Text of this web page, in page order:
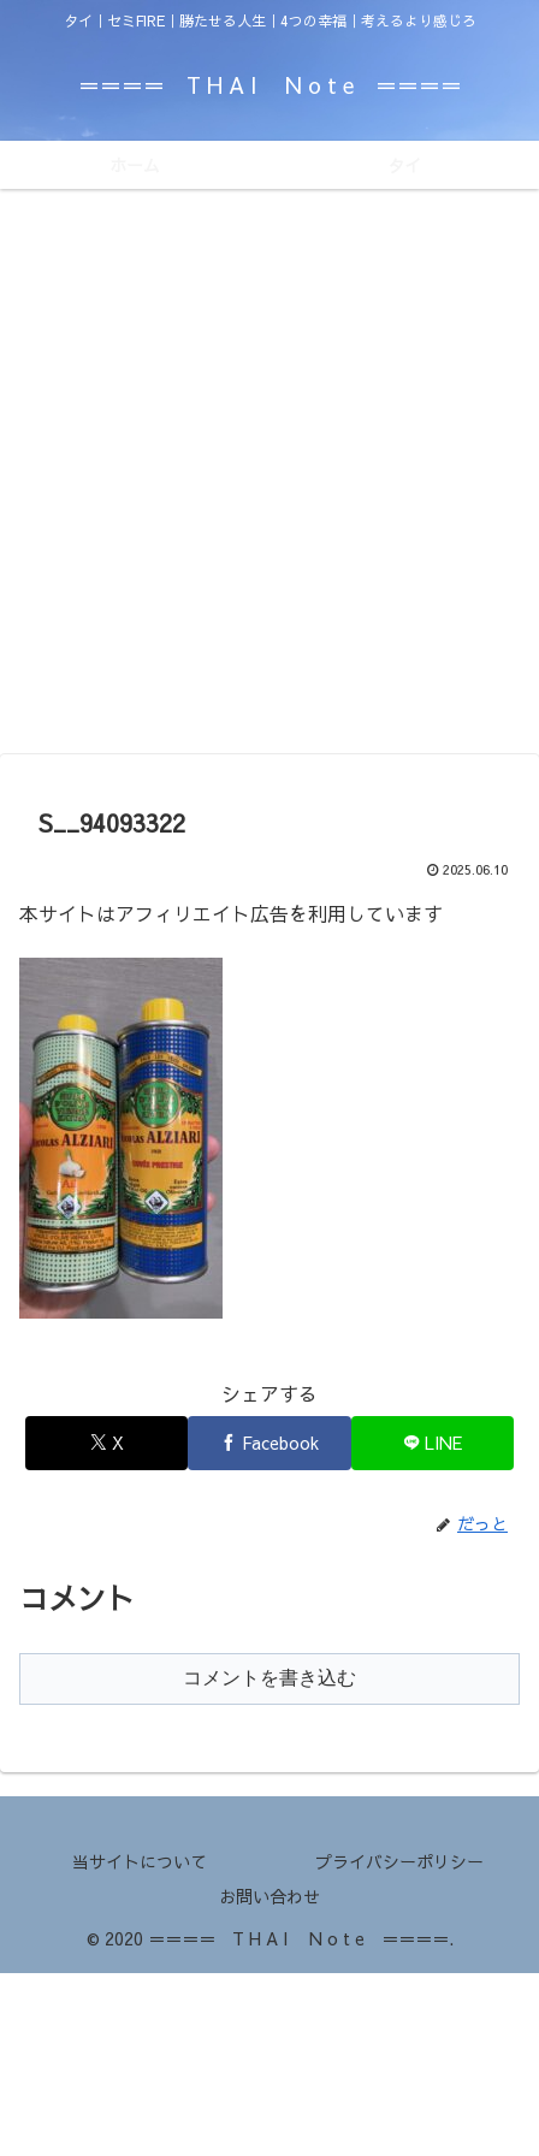
タイ｜セミFIRE｜勝たせる人生｜4つの幸福｜考えるより感じろ
＝＝＝＝ T H A I N o t e ＝＝＝＝
S__94093322
2025.06.10
本サイトはアフィリエイト広告を利用しています
シェアする
X Facebook LINE
だっと
コメント
コメントを書き込む
当サイトについて
プライバシーポリシー
お問い合わせ
© 2020 ＝＝＝＝ T H A I N o t e ＝＝＝＝.